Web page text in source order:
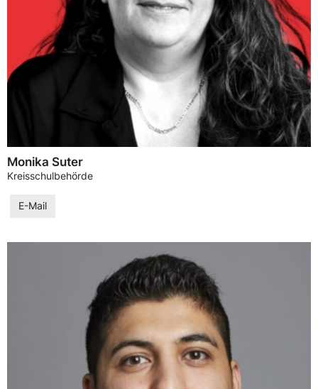
Monika Suter
Kreisschulbehörde
E-Mail